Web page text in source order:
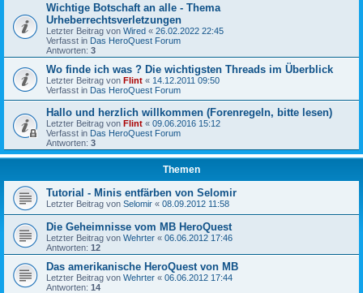
Wichtige Botschaft an alle - Thema
Urheberrechtsverletzungen
Letzter Beitrag von Wired « 26.02.2022 22:45
Verfasst in Das HeroQuest Forum
Antworten: 3
Wo finde ich was ? Die wichtigsten Threads im Überblick
Letzter Beitrag von Flint « 14.12.2011 09:50
Verfasst in Das HeroQuest Forum
Hallo und herzlich willkommen (Forenregeln, bitte lesen)
Letzter Beitrag von Flint « 09.06.2016 15:12
Verfasst in Das HeroQuest Forum
Antworten: 3
Themen
Tutorial - Minis entfärben von Selomir
Letzter Beitrag von Selomir « 08.09.2012 11:58
Die Geheimnisse vom MB HeroQuest
Letzter Beitrag von Wehrter « 06.06.2012 17:46
Antworten: 12
Das amerikanische HeroQuest von MB
Letzter Beitrag von Wehrter « 06.06.2012 17:44
Antworten: 14